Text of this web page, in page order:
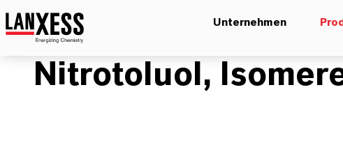
Unternehmen
Nitrotoluol,